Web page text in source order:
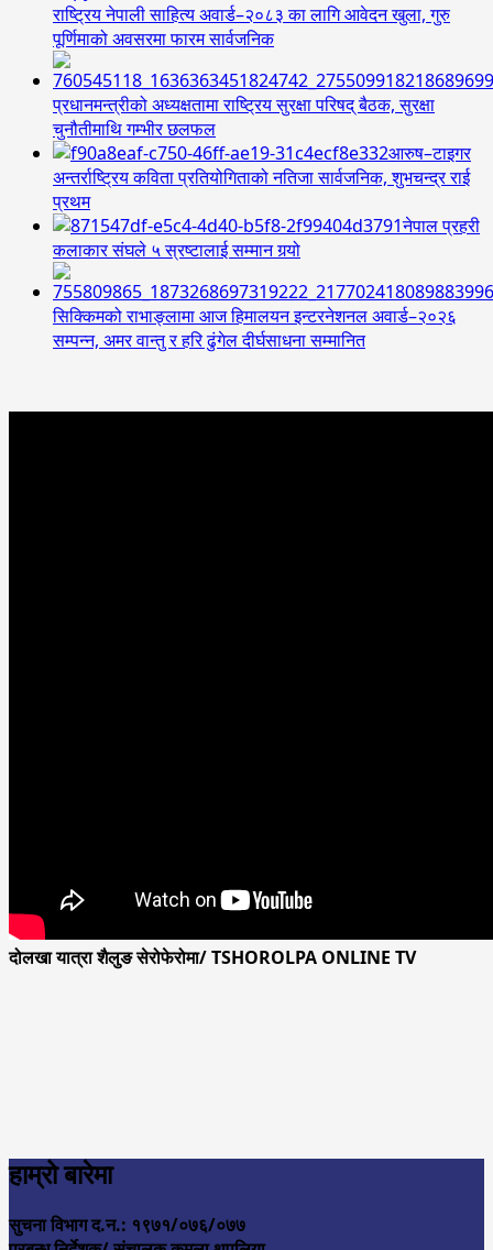
राष्ट्रिय नेपाली साहित्य अवार्ड–२०८३ का लागि आवेदन खुला, गुरु
पूर्णिमाको अवसरमा फारम सार्वजनिक
प्रधानमन्त्रीको अध्यक्षतामा राष्ट्रिय सुरक्षा परिषद् बैठक, सुरक्षा
चुनौतीमाथि गम्भीर छलफल
आरुष–टाइगर
अन्तर्राष्ट्रिय कविता प्रतियोगिताको नतिजा सार्वजनिक, शुभचन्द्र राई
प्रथम
नेपाल प्रहरी
कलाकार संघले ५ स्रष्टालाई सम्मान गर्‍यो
सिक्किमको राभाङ्लामा आज हिमालयन इन्टरनेशनल अवार्ड–२०२६
सम्पन्न, अमर वान्तु र हरि ढुंगेल दीर्घसाधना सम्मानित
दोलखा यात्रा शैलुङ सेरोफेरोमा/ TSHOROLPA ONLINE TV
हाम्रो बारेमा
सुचना विभाग द.न.: १९७१/०७६/०७७